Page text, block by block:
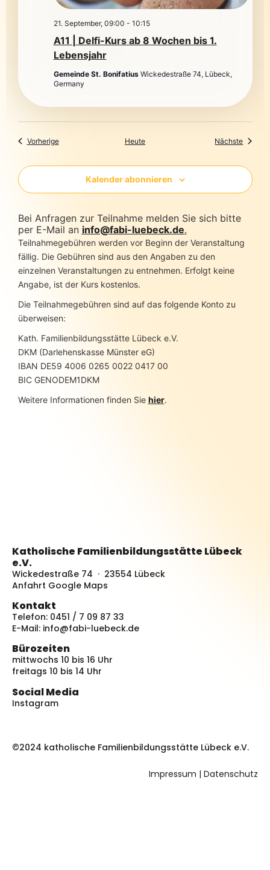
A11 | Delfi-Kurs ab 8 Wochen bis 1.
Lebensjahr
21. September, 09:00 - 10:15
Gemeinde St. Bonifatius Wickedestraße 74, Lübeck,
Germany
VorherigeVeranstaltungen Heute Nächste
Kalender abonnieren
Bei Anfragen zur Teilnahme melden Sie sich bitte
per E-Mail an info@fabi-luebeck.de.
Teilnahmegebühren werden vor Beginn der Veranstaltung
fällig. Die Gebühren sind aus den Angaben zu den
einzelnen Veranstaltungen zu entnehmen. Erfolgt keine
Angabe, ist der Kurs kostenlos.
Die Teilnahmegebühren sind auf das folgende Konto zu
überweisen:
Kath. Familienbildungsstätte Lübeck e.V.
DKM (Darlehenskasse Münster eG)
IBAN DE59 4006 0265 0022 0417 00
BIC GENODEM1DKM
Weitere Informationen finden Sie hier.
Katholische Familienbildungsstätte Lübeck
e.V.
Wickedestraße 74 · 23554 Lübeck
Anfahrt Google Maps
Kontakt
Telefon: 0451 / 7 09 87 33
E-Mail: info@fabi-luebeck.de
Bürozeiten
mittwochs 10 bis 16 Uhr
freitags 10 bis 14 Uhr
Social Media
Instagram
©2024 katholische Familienbildungsstätte Lübeck e.V.
Impressum | Datenschutz